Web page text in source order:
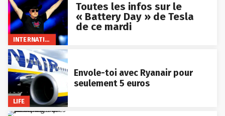
INTERNATIONAL
Toutes les infos sur le
« Battery Day » de Tesla
de ce mardi
LIFE
Envole-toi avec Ryanair pour
seulement 5 euros